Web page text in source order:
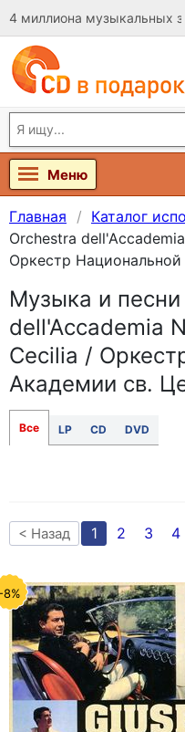
4 миллиона музыкальных
Меню
Главная Каталог
Orchestra
Оркестр
Музыка и
dell'Accademia
Cecilia /
Академии св.
Все LP CD DVD
< Назад 1 2 3 4
8%